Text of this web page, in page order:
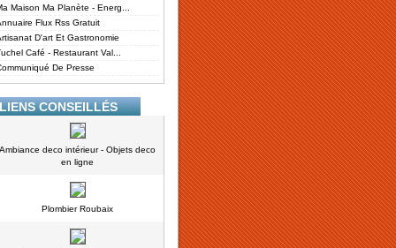
Maison Ma Planète - Energ...
Flux Rss Gratuit
D'art Et Gastronomie
Café - Restaurant Val...
De Presse
LIENS CONSEILLÉS
Ambiance deco intérieur - Objets deco
en ligne
Plombier Roubaix